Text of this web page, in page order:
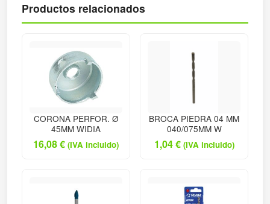
Productos relacionados
CORONA PERFOR. Ø
45MM WIDIA
16,08€ (IVA incluido)
BROCA PIEDRA 04 MM
040/075MM W
1,04€ (IVA incluido)